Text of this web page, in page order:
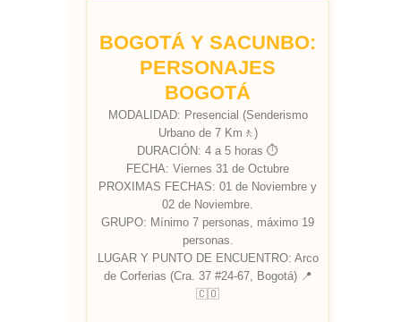
BOGOTÁ Y SACUNBO:
PERSONAJES
BOGOTÁ
MODALIDAD: Presencial (Senderismo
Urbano de 7 Km🚶)
DURACIÓN: 4 a 5 horas ⏱️
FECHA: Viernes 31 de Octubre
PROXIMAS FECHAS: 01 de Noviembre y
02 de Noviembre.
GRUPO: Mínimo 7 personas, máximo 19
personas.
LUGAR Y PUNTO DE ENCUENTRO: Arco
de Corferias (Cra. 37 #24-67, Bogotá) 📍
🇨🇴